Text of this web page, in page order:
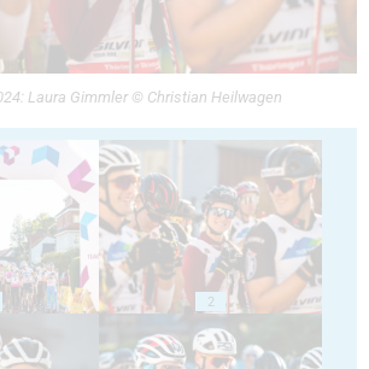
Laura Gimmler © Christian Heilwagen
2